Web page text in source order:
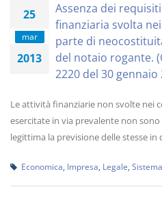
25
mar
2013
Assenza dei
finanziaria svolta
parte di
del notaio rogante.
2220 del 30 gennaio
Le attività finanziarie non svolte nei
esercitate in via prevalente non
legittima la previsione delle stesse
Economica Impresa Legale